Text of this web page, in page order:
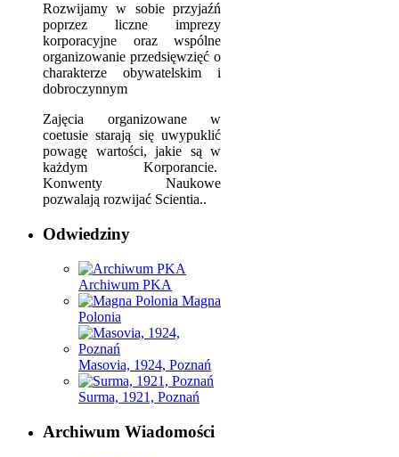
Rozwijamy w sobie przyjaźń
poprzez liczne imprezy
korporacyjne oraz wspólne
organizowanie przedsięwzięć o
charakterze obywatelskim i
dobroczynnym
Zajęcia organizowane w
coetusie starają się uwypuklić
powagę wartości, jakie są w
każdym Korporancie.
Konwenty Naukowe
pozwalają rozwijać Scientia..
Odwiedziny
Archiwum PKA
Magna
Polonia
Masovia, 1924, Poznań
Surma, 1921, Poznań
Archiwum Wiadomości